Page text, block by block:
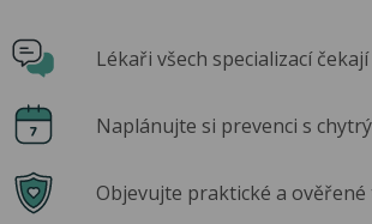
Lékaři všech specializací
Naplánujte si prevenci s
Objevujte praktické a